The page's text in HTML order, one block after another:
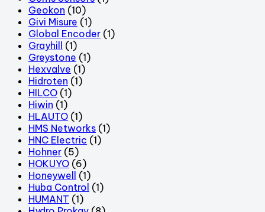
Geokon (10)
Givi Misure (1)
Global Encoder (1)
Grayhill (1)
Greystone (1)
Hexvalve (1)
Hidroten (1)
HILCO (1)
Hiwin (1)
HLAUTO (1)
HMS Networks (1)
HNC Electric (1)
Hohner (5)
HOKUYO (6)
Honeywell (1)
Huba Control (1)
HUMANT (1)